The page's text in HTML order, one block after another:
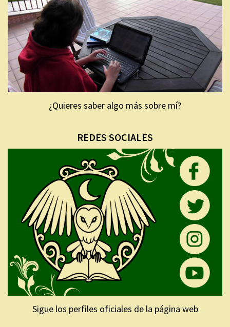
¿Quieres saber algo más sobre mí?
REDES SOCIALES
Sigue los perfiles oficiales de la página web